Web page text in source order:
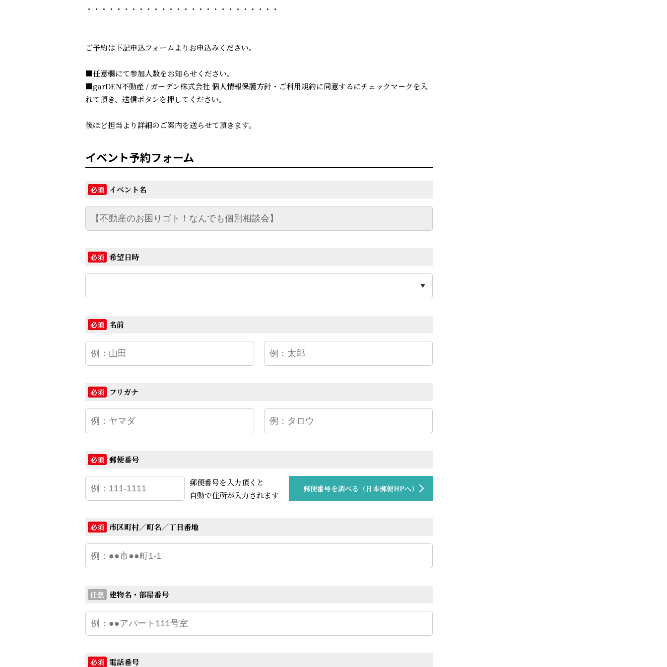
・・・・・・・・・・・・・・・・・・・・・・・・・・
ご予約は下記申込フォームよりお申込みください。
■任意欄にて参加人数をお知らせください。
■garDEN不動産 / ガーデン株式会社 個人情報保護方針・ご利用規約に同意するにチェックマークを入
れて頂き、送信ボタンを押してください。
後ほど担当より詳細のご案内を送らせて頂きます。
イベント予約フォーム
必須 イベント名
必須 希望日時
必須 名前
必須 フリガナ
必須 郵便番号
郵便番号を入力頂くと
自動で住所が入力されます
郵便番号を調べる（日本郵便HPへ）
必須 市区町村／町名／丁目番地
任意 建物名・部屋番号
必須 電話番号